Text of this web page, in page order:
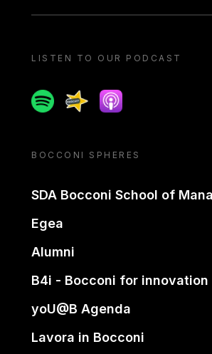
LISTEN TO OUR PODCAST
SpotifySpreakerApple podcast
BOCCONI SPHERES
SDA Bocconi School of
Egea
Alumni
B4i - Bocconi for innovation
yoU@B Agenda
Lavora in Bocconi